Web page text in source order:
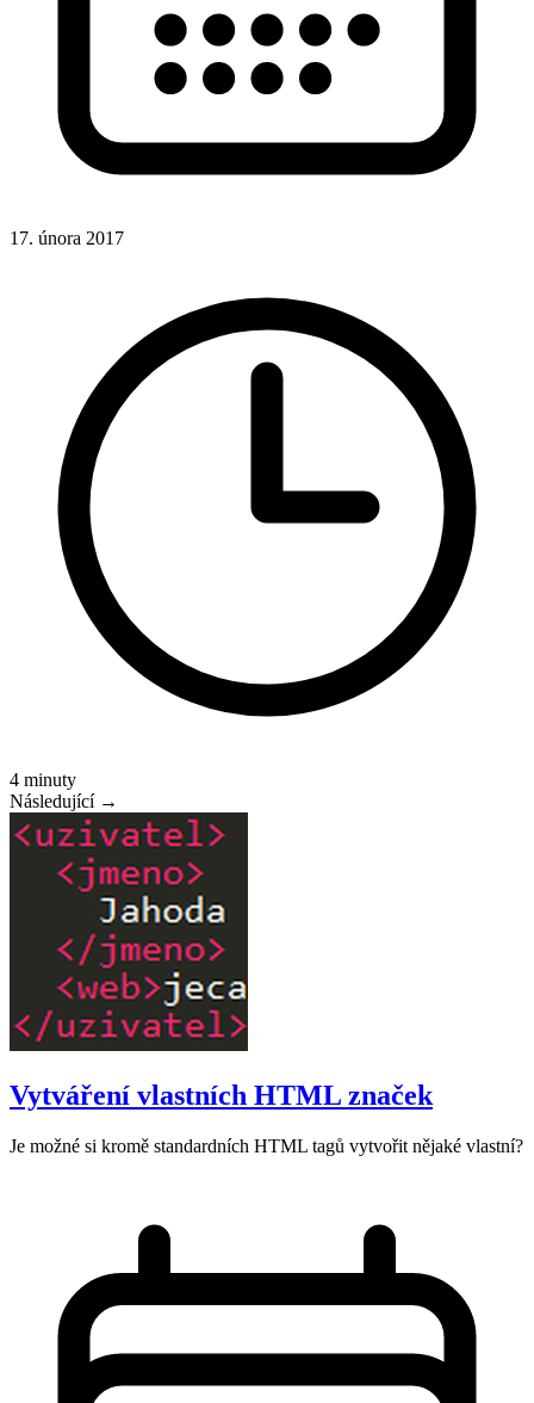
17. února 2017
4 minuty
Následující →
Vytváření vlastních HTML značek
Je možné si kromě standardních HTML tagů vytvořit nějaké vlastní?